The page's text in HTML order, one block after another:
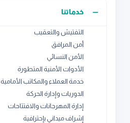
خدماتنا
التفتيش والتعقيب
أمن المرافق
الأمن النسائي
الأدوات الأمنية المتطورة
خدمة العملاء والمكاتب الأمامية
الدوريات وإدارة الحركة
إدارة المهرجانات والافتتاحات
إشراف ميداني بإحترافية